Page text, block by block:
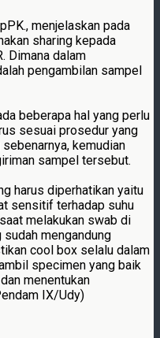
menjelaskan pada
sharing kepada
Dimana dalam
pengambilan sampel
beberapa hal yang perlu
sesuai prosedur yang
kemudian
sampel tersebut.
harus diperhatikan yaitu
sensitif terhadap suhu
melakukan swab di
mengandung
cool box selalu dalam
specimen yang baik
menentukan
IX/Udy)